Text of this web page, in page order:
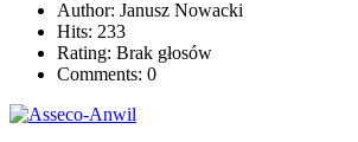
Author: Janusz Nowacki
Hits: 233
Rating: Brak głosów
Comments: 0